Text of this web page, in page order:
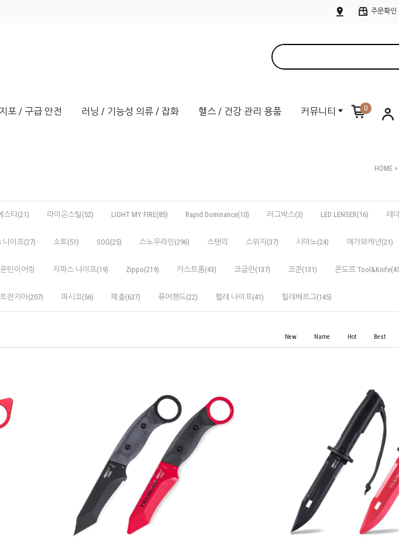
주문확인
포 / 구급 안전 러닝 / 기능성 의류 / 잡화 헬스 / 건강 관리 용품 커뮤니티 0
HOME >
스타(21) 라이온스틸(52) LIGHT MY FIRE(85) Rapid Dominance(10) 러그박스(3) LED LENSER(16) 레
나이프(27) 소토(51) SOG(25) 스노우라인(296) 스탠리 스위자(37) 시마노(24) 애가와캐년(21)
틴이어링 자파스 나이프(19) Zippo(219) 카스트롬(43) 코글란(137) 코쿤(131) 콘도르
트란지아(207) 파시코(56) 페츨(637) 퓨어핸드(22) 헬레 나이프(41) 힐레베르그(145)
New Name Hot Best